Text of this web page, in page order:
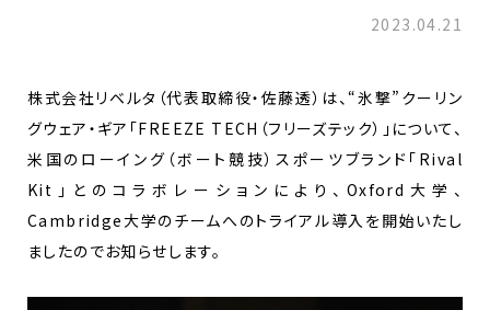
2023.04.21
株式会社リベルタ（代表取締役・佐藤透）は、“氷撃”クーリン
グウェア・ギア「FREEZE TECH（フリーズテック）」について、
米国のローイング（ボート競技）スポーツブランド「Rival
Kit」とのコラボレーションにより、Oxford大学、
Cambridge大学のチームへのトライアル導入を開始いたし
ましたのでお知らせします。